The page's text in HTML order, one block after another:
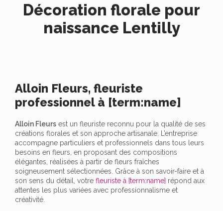
Décoration florale pour
naissance Lentilly
Alloin Fleurs, fleuriste
professionnel à [term:name]
Alloin Fleurs est un fleuriste reconnu pour la qualité de ses
créations florales et son approche artisanale. L’entreprise
accompagne particuliers et professionnels dans tous leurs
besoins en fleurs, en proposant des compositions
élégantes, réalisées à partir de fleurs fraîches
soigneusement sélectionnées. Grâce à son savoir-faire et à
son sens du détail, votre fleuriste à [term:name] répond aux
attentes les plus variées avec professionnalisme et
créativité.